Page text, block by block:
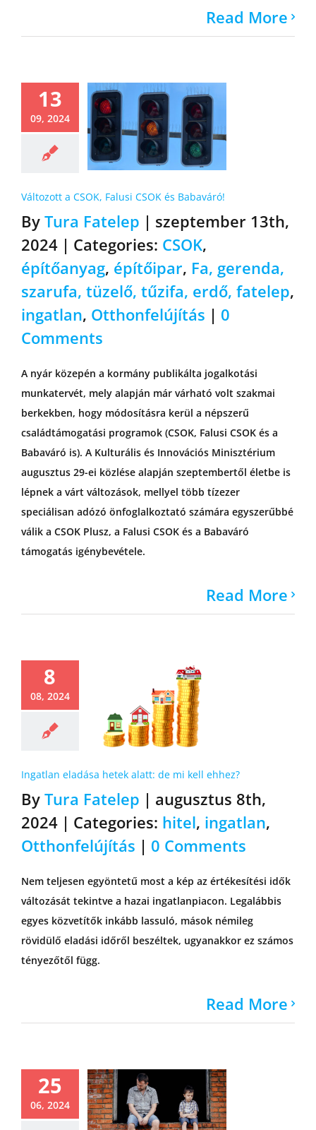
Read More
13
09, 2024
Változott a CSOK, Falusi CSOK és Babaváró!
By Tura Fatelep | szeptember 13th,
2024 | Categories: CSOK,
építőanyag, építőipar, Fa, gerenda,
szarufa, tüzelő, tűzifa, erdő, fatelep,
ingatlan, Otthonfelújítás | 0
Comments
A nyár közepén a kormány publikálta jogalkotási
munkatervét, mely alapján már várható volt szakmai
berkekben, hogy módosításra kerül a népszerű
családtámogatási programok (CSOK, Falusi CSOK és a
Babaváró is). A Kulturális és Innovációs Minisztérium
augusztus 29-ei közlése alapján szeptembertől életbe is
lépnek a várt változások, mellyel több tízezer
speciálisan adózó önfoglalkoztató számára egyszerűbbé
válik a CSOK Plusz, a Falusi CSOK és a Babaváró
támogatás igénybevétele.
Read More
8
08, 2024
Ingatlan eladása hetek alatt: de mi kell ehhez?
By Tura Fatelep | augusztus 8th,
2024 | Categories: hitel, ingatlan,
Otthonfelújítás | 0 Comments
Nem teljesen egyöntetű most a kép az értékesítési idők
változását tekintve a hazai ingatlanpiacon. Legalábbis
egyes közvetítők inkább lassuló, mások némileg
rövidülő eladási időről beszéltek, ugyanakkor ez számos
tényezőtől függ.
Read More
25
06, 2024